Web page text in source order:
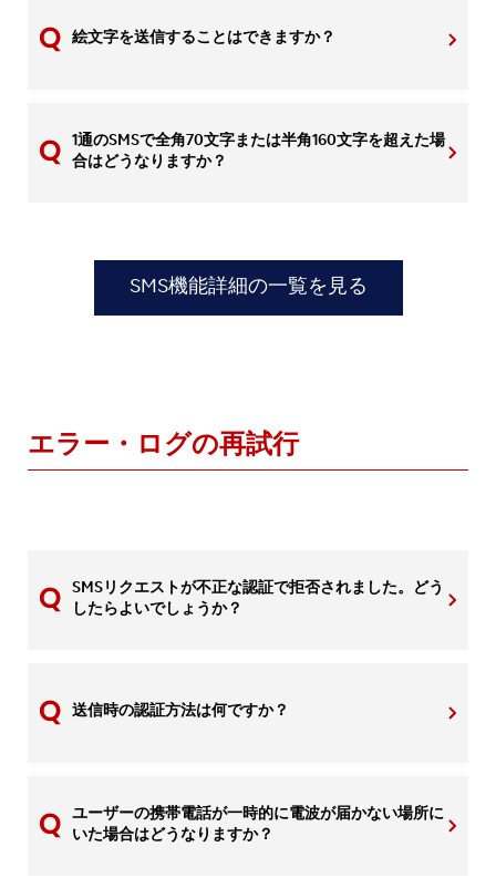
絵文字を送信することはできますか？
1通のSMSで全角70文字または半角160文字を超えた場
合はどうなりますか？
SMS機能詳細の一覧を見る
エラー・ログの再試行
SMSリクエストが不正な認証で拒否されました。どう
したらよいでしょうか？
送信時の認証方法は何ですか？
ユーザーの携帯電話が一時的に電波が届かない場所に
いた場合はどうなりますか？